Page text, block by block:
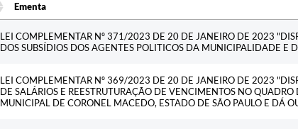
Ementa
LEI COMPLEMENTAR Nº 371/2023 DE 20 DE JANEIRO DE 2023
DOS SUBSÍDIOS DOS AGENTES POLITICOS DA MUNICIPALIDADE E
LEI COMPLEMENTAR Nº 369/2023 DE 20 DE JANEIRO DE 2023
DE SALÁRIOS E REESTRUTURAÇÃO DE VENCIMENTOS NO
MUNICIPAL DE CORONEL MACEDO, ESTADO DE SÃO PAULO E DÁ